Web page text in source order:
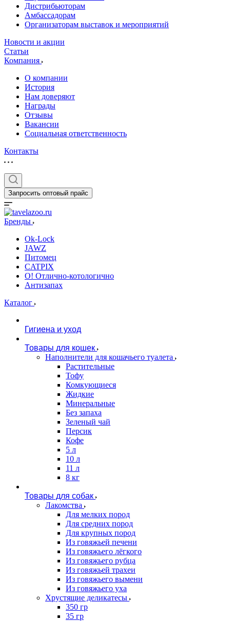
Дистрибьюторам
Амбассадорам
Организаторам выставок и мероприятий
Новости и акции
Статьи
Компания
О компании
История
Нам доверяют
Награды
Отзывы
Вакансии
Социальная ответственность
Контакты
Запросить оптовый прайс
Бренды
Ok-Lock
JAWZ
Питомец
CATPIX
О! Отлично-котологично
Антизапах
Каталог
Гигиена и уход
Товары для кошек
Наполнители для кошачьего туалета
Растительные
Тофу
Комкующиеся
Жидкие
Минеральные
Без запаха
Зеленый чай
Персик
Кофе
5 л
10 л
11 л
8 кг
Товары для собак
Лакомства
Для мелких пород
Для средних пород
Для крупных пород
Из говяжьей печени
Из говяжьего лёгкого
Из говяжьего рубца
Из говяжьей трахеи
Из говяжьего вымени
Из говяжьего уха
Хрустящие деликатесы
350 гр
35 гр